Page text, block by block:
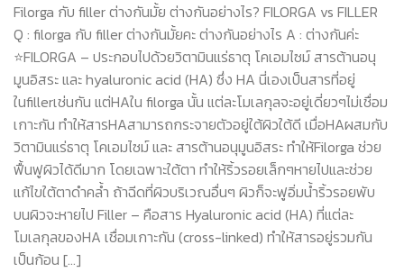
Filorga กับ filler ต่างกันมั้ย ต่างกันอย่างไร? FILORGA vs FILLER
Q : filorga กับ filler ต่างกันมั้ยคะ ต่างกันอย่างไร A : ต่างกันค่ะ
⭐️FILORGA – ประกอบไปด้วยวิตามินแร่ธาตุ โคเอมไซม์ สารต้านอนุ
มูนอิสระ และ hyaluronic acid (HA) ซึ่ง HA นี่เองเป็นสารที่อยู่
ในfillerเช่นกัน แต่HAใน filorga นั้น แต่ละโมเลกุลจะอยู่เดี่ยวๆไม่เชื่อม
เกาะกัน ทำให้สารHAสามารถกระจายตัวอยู่ใต้ผิวใต้ดี เมื่อHAผสมกับ
วิตามินแร่ธาตุ โคเอมไซม์ และ สารต้านอนุมูนอิสระ ทำให้Filorga ช่วย
ฟื้นฟูผิวได้ดีมาก โดยเฉพาะใต้ตา ทำให้ริ้วรอยเล็กๆหายไปและช่วย
แก้ไขใต้ตาดำคล้ำ ถ้าฉีดที่ผิวบริเวณอื่นๆ ผิวก็จะฟูอิ่มน้ำริ้วรอยพับ
บนผิวจะหายไป Filler – คือสาร Hyaluronic acid (HA) ที่แต่ละ
โมเลกุลของHA เชื่อมเกาะกัน (cross-linked) ทำให้สารอยู่รวมกัน
เป็นก้อน […]